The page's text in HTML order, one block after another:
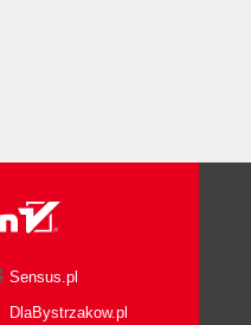
Sensus.pl
DlaBystrzakow.pl